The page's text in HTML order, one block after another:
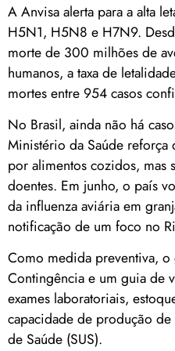
A Anvisa alerta para a alta
H5N1, H5N8 e H7N9.
morte de 300 milhões de
humanos, a taxa de
mortes entre 954 casos
No Brasil, ainda não há
Ministério da Saúde
por alimentos cozidos, mas
doentes. Em junho, o país
da influenza aviária em
notificação de um foco no
Como medida preventiva,
Contingência e um guia de
exames laboratoriais,
capacidade de produção
de Saúde (SUS).